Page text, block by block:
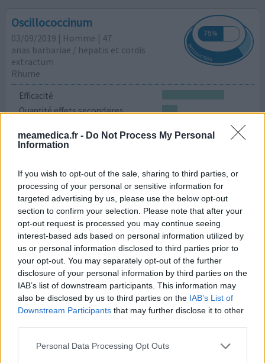
meamedica.fr - Do Not Process My Personal
Information
If you wish to opt-out of the sale, sharing to third parties, or
processing of your personal or sensitive information for
targeted advertising by us, please use the below opt-out
section to confirm your selection. Please note that after your
opt-out request is processed you may continue seeing
interest-based ads based on personal information utilized by
us or personal information disclosed to third parties prior to
your opt-out. You may separately opt-out of the further
disclosure of your personal information by third parties on the
IAB’s list of downstream participants. This information may
also be disclosed by us to third parties on the IAB’s List of
Downstream Participants that may further disclose it to other
Personal Data Processing Opt Outs
Oscillococcinum
03/09/2019 | Homme | 47
anas barbariae / hepatis et cordis
extractum
Rhume
Efficacité
Quantité effets secondaires
Quand je sens qu'un rhume arrive (nez qui coule,
éternuements), j'en prends 3 ou 4 dans la journée. La
contre, j'ai constaté qu'il faut en prendre dès le début du
rhume, avant qu'il ne soit bien installé. Comme tout le
monde, je ne sais dire ce qui se serait passé si je n'avais
pas pris d'Oscillococcinum, mais j'ai l'i...lire la suite
Actisoufre
01/05/2019 | Femme | 46
monosulfure de sodium / saccharomyces
cerevisiae